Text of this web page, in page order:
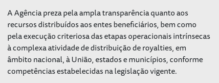
A Agência preza pela ampla transparência quanto aos
recursos distribuídos aos entes beneficiários, bem como
pela execução criteriosa das etapas operacionais intrínsecas
à complexa atividade de distribuição de royalties, em
âmbito nacional, à União, estados e municípios, conforme
competências estabelecidas na legislação vigente.